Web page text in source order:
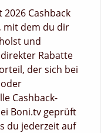
Cashback
mit dem du dir
und
Rabatte
der sich bei
Cashback-
Boni.tv geprüft
du jederzeit auf